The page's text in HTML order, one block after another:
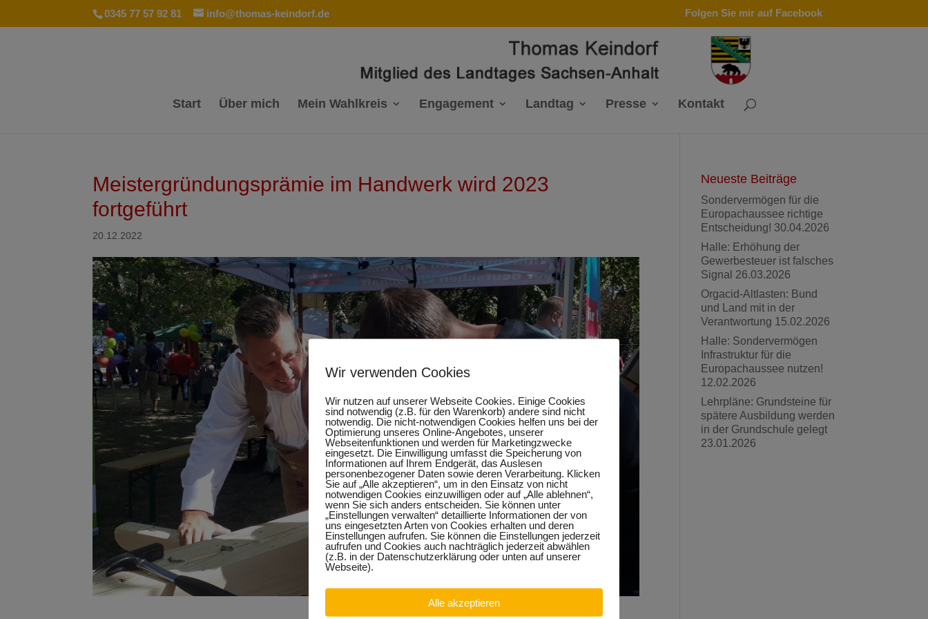
0345 77 57 92 81 info@thomas-keindorf.de Folgen Sie mir auf Facebook
Start Über mich Mein Wahlkreis Engagement Landtag Presse Kontakt
Meistergründungsprämie im Handwerk wird 2023
fortgeführt
20.12.2022
Neueste Beiträge
Sondervermögen für die
Europachaussee richtige
Entscheidung! 30.04.2026
Halle: Erhöhung der
Gewerbesteuer ist falsches
Signal 26.03.2026
Orgacid-Altlasten: Bund
und Land mit in der
Verantwortung 15.02.2026
Halle: Sondervermögen
Infrastruktur für die
Europachaussee nutzen!
12.02.2026
Lehrpläne: Grundsteine für
spätere Ausbildung werden
in der Grundschule gelegt
23.01.2026
Wir verwenden Cookies
Wir nutzen auf unserer Webseite Cookies. Einige Cookies
sind notwendig (z.B. für den Warenkorb) andere sind nicht
notwendig. Die nicht-notwendigen Cookies helfen uns bei der
Optimierung unseres Online-Angebotes, unserer
Webseitenfunktionen und werden für Marketingzwecke
eingesetzt. Die Einwilligung umfasst die Speicherung von
Informationen auf Ihrem Endgerät, das Auslesen
personenbezogener Daten sowie deren Verarbeitung. Klicken
Sie auf „Alle akzeptieren“, um in den Einsatz von nicht
notwendigen Cookies einzuwilligen oder auf „Alle ablehnen“,
wenn Sie sich anders entscheiden. Sie können unter
„Einstellungen verwalten“ detaillierte Informationen der von
uns eingesetzten Arten von Cookies erhalten und deren
Einstellungen aufrufen. Sie können die Einstellungen jederzeit
aufrufen und Cookies auch nachträglich jederzeit abwählen
(z.B. in der Datenschutzerklärung oder unten auf unserer
Webseite).
Alle akzeptieren